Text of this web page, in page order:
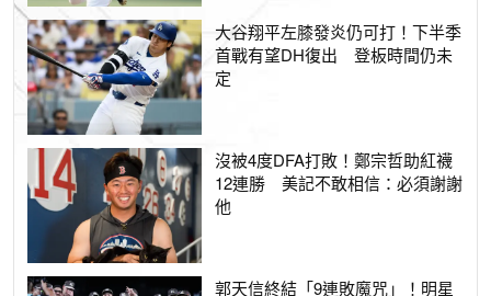
大谷翔平左膝發炎仍可打！下半季
首戰有望DH復出 登板時間仍未
定
沒被4度DFA打敗！鄭宗哲助紅襪
12連勝 美記不敢相信：必須謝謝
他
郭天信終結「9連敗魔咒」！明星